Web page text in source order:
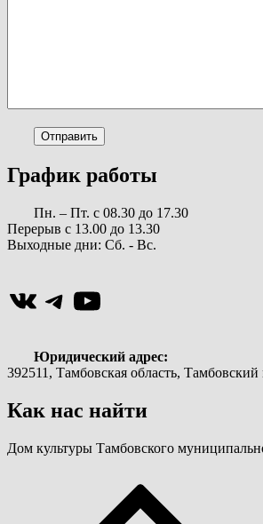
График работы
Пн. – Пт. с 08.30 до 17.30
Перерыв с 13.00 до 13.30
Выходные дни: Сб. - Вс.
ВКонтакте
Telegram
YouTube
Юридический адрес:
392511, Тамбовская область,
Как нас найти
Дом культуры Тамбовского